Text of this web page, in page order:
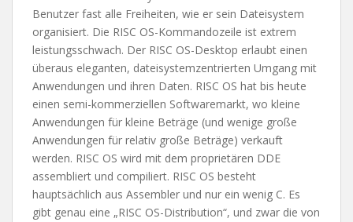
Benutzer fast alle Freiheiten, wie er sein Dateisystem
organisiert. Die RISC OS-Kommandozeile ist extrem
leistungsschwach. Der RISC OS-Desktop erlaubt einen
überaus eleganten, dateisystemzentrierten Umgang mit
Anwendungen und ihren Daten. RISC OS hat bis heute
einen semi-kommerziellen Softwaremarkt, wo kleine
Anwendungen für kleine Beträge (und wenige große
Anwendungen für relativ große Beträge) verkauft
werden. RISC OS wird mit dem proprietären DDE
assembliert und compiliert. RISC OS besteht
hauptsächlich aus Assembler und nur ein wenig C. Es
gibt genau eine „RISC OS-Distribution“, und zwar die von